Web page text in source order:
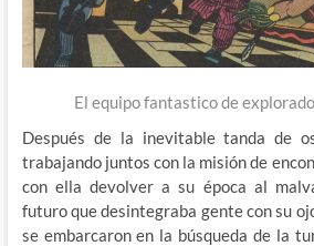
El equipo fantastico de
Después de la inevitable tanda de
trabajando juntos con la misión de
con ella devolver a su época al
futuro que desintegraba gente con su
se embarcaron en la búsqueda de la